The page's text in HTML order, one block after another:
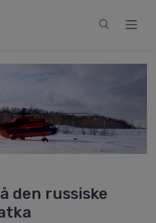
den russiske